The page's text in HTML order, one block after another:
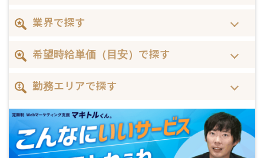
業界で探す
希望時給単価（目安）で探す
勤務エリアで探す